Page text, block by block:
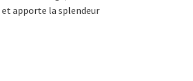
et apporte la splendeur